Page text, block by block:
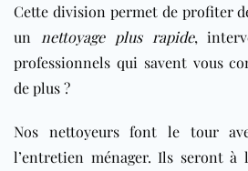
Cette division permet de profiter
un
nettoyage plus rapide,
professionnels qui savent vous
de plus ?
Nos nettoyeurs font le tour
l’entretien ménager. Ils seront à